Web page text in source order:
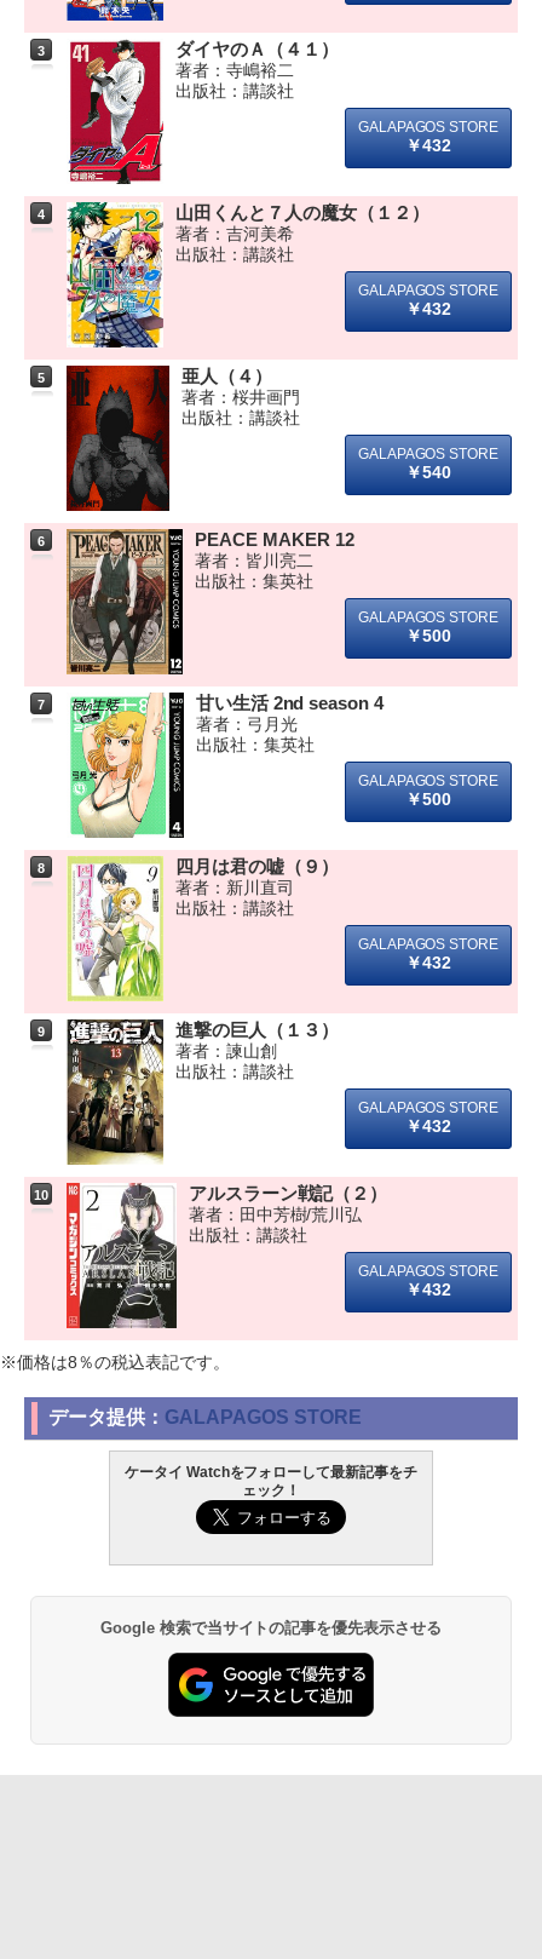
3 ダイヤのＡ（４１）
著者：寺嶋裕二
出版社：講談社
￥432
4 山田くんと７人の魔女（１２）
著者：吉河美希
出版社：講談社
￥432
5 亜人（４）
著者：桜井画門
出版社：講談社
￥540
6 PEACE MAKER 12
著者：皆川亮二
出版社：集英社
￥500
7 甘い生活 2nd season 4
著者：弓月光
出版社：集英社
￥500
8 四月は君の嘘（９）
著者：新川直司
出版社：講談社
￥432
9 進撃の巨人（１３）
著者：諫山創
出版社：講談社
￥432
10 アルスラーン戦記（２）
著者：田中芳樹/荒川弘
出版社：講談社
￥432
※価格は8％の税込表記です。
データ提供： GALAPAGOS STORE
ケータイ Watchをフォローして最新記事をチ
ェック！
Google 検索で当サイトの記事を優先表示させる